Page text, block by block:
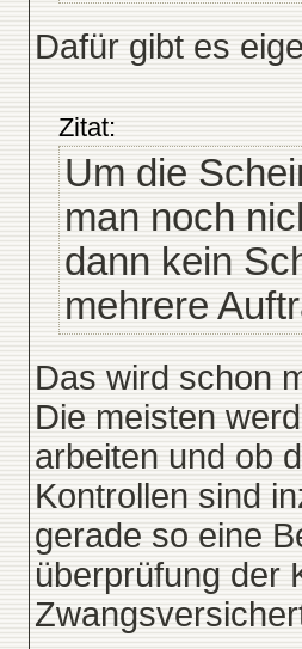
Dafür gibt es
Zitat:
Um die
man noch
dann kein
mehrere
Das wird schon
Die meisten
arbeiten und ob
Kontrollen sind
gerade so eine
überprüfung der